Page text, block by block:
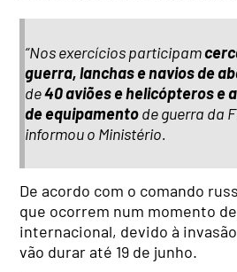
“Nos exercícios participam
guerra, lanchas e navios de
de40 aviões e helicópteros e
de equipamentode guerra da
informou o Ministério.
De acordo com o comando
que ocorrem num momento
internacional, devido à
vão durar até 19 de junho.